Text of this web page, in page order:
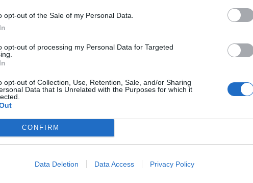
opt-out of the Sale of my Personal Data.
opt-out of processing my Personal Data for Targeted
opt-out of Collection, Use, Retention, Sale, and/or Sharing
Data that Is Unrelated with the Purposes for which it
CONFIRM
Data Deletion Data Access Privacy Policy
trwają przeszukania. Po ich zakończeniu zatrzymani zostaną przewiezieni do
Regionalnej we Wrocławiu, gdzie prokurator wykona czynności procesowe z
Zatrzymanym zostaną ogłoszone zarzuty popełnienia szeregu przestępstw
z reprywatyzacją nieruchomości. Zostaną oni także przesłuchani w
podejrzanych. Dzisiejsze zatrzymania zostały dokonane w związku z
przygotowawczym dotyczącym reprywatyzacji nieruchomości na terenie
” – napisała w komunikacie Prokuratura Krajowa.
ad